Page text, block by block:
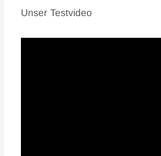
Unser Testvideo